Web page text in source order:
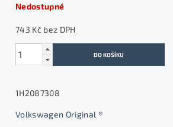
Nedostupné
743 Kč bez DPH
1H2087308
Volkswagen Original ®